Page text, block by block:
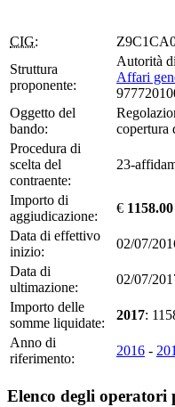
CIG:
Struttura
proponente:
Autorità
Affari
Oggetto del
bando:
copertura
Procedura di
scelta del
contraente:
23-
Importo di
aggiudicazione:
€ 1158.00
Data di effettivo
inizio:
02/07/
Data di
ultimazione:
02/07/
Importo delle
somme liquidate:
2017:
Anno di
riferimento:
2016 -
Elenco degli operatori